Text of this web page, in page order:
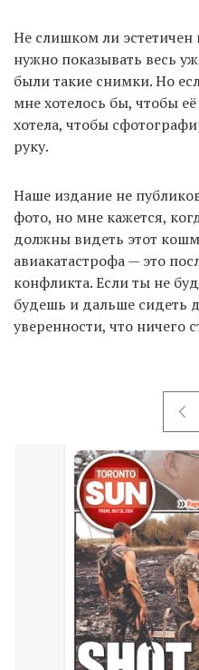
Не слишком ли эстетичен
нужно показывать весь
были такие снимки. Но
мне хотелось бы, чтобы
хотела, чтобы
руку.
Наше издание не
фото, но мне кажется,
должны видеть этот
авиакатастрофа — это
конфликта. Если ты не
будешь и дальше сидеть
уверенности, что ничего